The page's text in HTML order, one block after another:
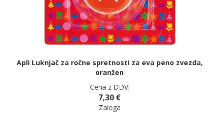
Apli Luknjač za ročne spretnosti za eva peno zvezda,
oranžen
Cena z DDV:
7,30 €
Zaloga